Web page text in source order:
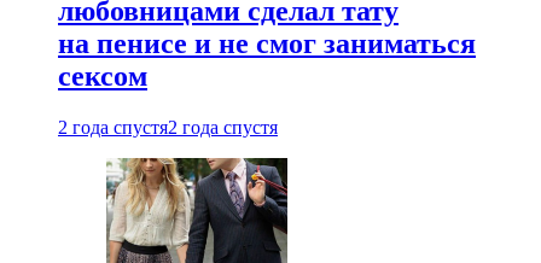
любовницами сделал тату
на пенисе и не смог заниматься
сексом
2 года спустя2 года спустя